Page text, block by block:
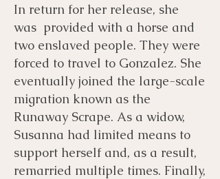
In return for her release, she
was provided with a horse and
two enslaved people. They were
forced to travel to Gonzalez. She
eventually joined the large-scale
migration known as the
Runaway Scrape. As a widow,
Susanna had limited means to
support herself and, as a result,
remarried multiple times. Finally,